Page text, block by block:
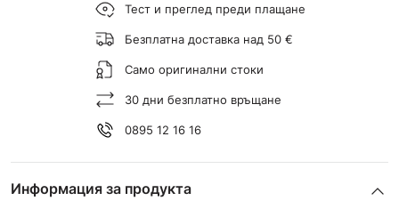
Тест и преглед преди плащане
Безплатна доставка над 50 €
Само оригинални стоки
30 дни безплатно връщане
0895 12 16 16
Информация за продукта